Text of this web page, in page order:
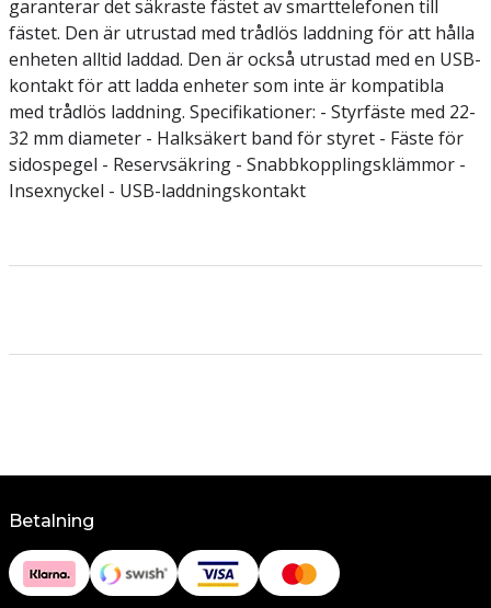
garanterar det säkraste fästet av smarttelefonen till
fästet. Den är utrustad med trådlös laddning för att hålla
enheten alltid laddad. Den är också utrustad med en USB-
kontakt för att ladda enheter som inte är kompatibla
med trådlös laddning. Specifikationer: - Styrfäste med 22-
32 mm diameter - Halksäkert band för styret - Fäste för
sidospegel - Reservsäkring - Snabbkopplingsklämmor -
Insexnyckel - USB-laddningskontakt
Betalning